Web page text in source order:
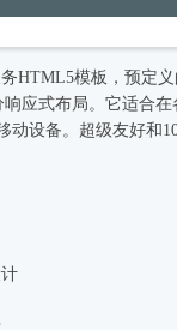
HTML5模板 ，预定
响应式布局。它适合在
动设备。超级友好和